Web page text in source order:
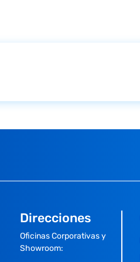
Direcciones
Oficinas Corporativas y
Showroom: